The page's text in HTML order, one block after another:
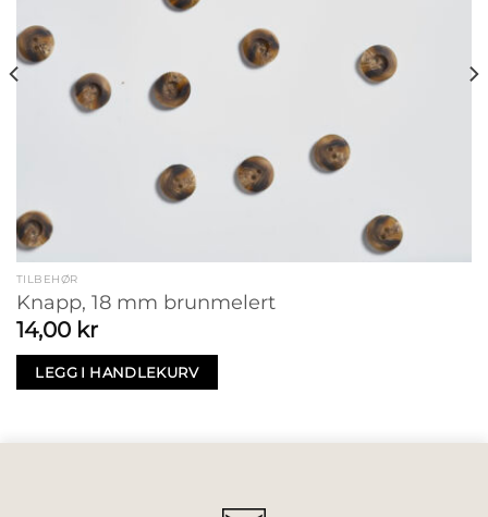
TILBEHØR
Knapp, 18 mm brunmelert
14,00 kr
LEGG I HANDLEKURV